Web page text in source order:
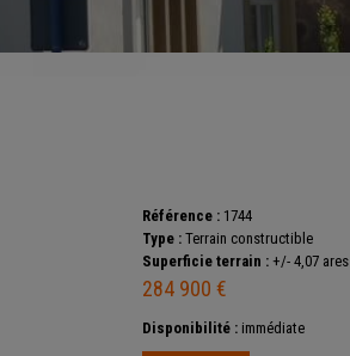
Référence : 1744
Type : Terrain constructible
Superficie terrain : +/- 4,07 ares
284 900 €
Disponibilité : immédiate